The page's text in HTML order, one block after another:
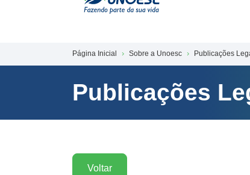
Página Inicial Sobre a Unoesc Publicações
Publicações
Voltar